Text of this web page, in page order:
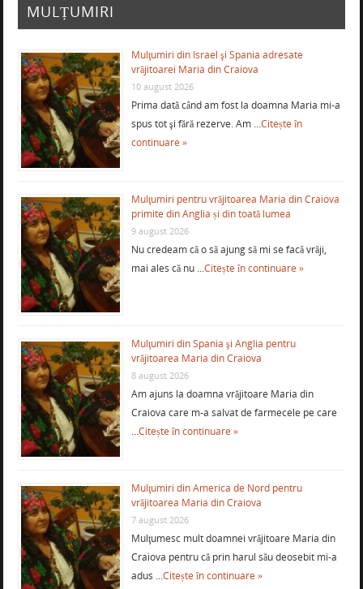
MULȚUMIRI
Mulţumiri din Israel şi Spania adresate
vrăjitoarei Maria din Craiova
10 august 2026
Prima dată când am fost la doamna Maria mi-a
spus tot şi fără rezerve. Am …Citește în
continuare »
Mulţumiri pentru vrăjitoarea Maria din Craiova
primite din Anglia și din toată lumea
9 august 2026
Nu credeam că o să ajung să mi se facă vrăji,
mai ales că nu …Citește în continuare »
Mulţumiri din Spania şi Anglia pentru
vrăjitoarea Maria din Craiova
8 august 2026
Am ajuns la doamna vrăjitoare Maria din
Craiova care m-a salvat de farmecele pe care
…Citește în continuare »
Mulţumiri din America de Nord pentru
vrăjitoarea Maria din Craiova
7 august 2026
Mulţumesc mult doamnei vrăjitoare Maria din
Craiova pentru că prin harul său deosebit mi-a
adus …Citește în continuare »